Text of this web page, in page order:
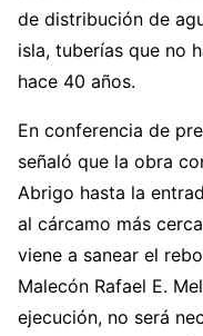
de distribución de
isla, tuberías que no
hace 40 años.
En conferencia de
señaló que la obra
Abrigo hasta la
al cárcamo más
viene a sanear el
Malecón Rafael E.
ejecución, no será